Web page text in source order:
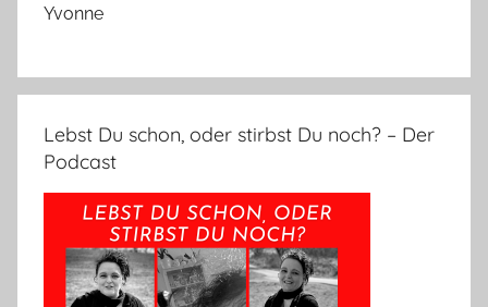
Yvonne
Lebst Du schon, oder stirbst Du noch? – Der
Podcast